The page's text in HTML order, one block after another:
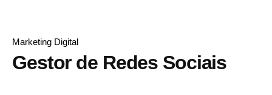
Marketing Digital
Gestor de Redes Sociais